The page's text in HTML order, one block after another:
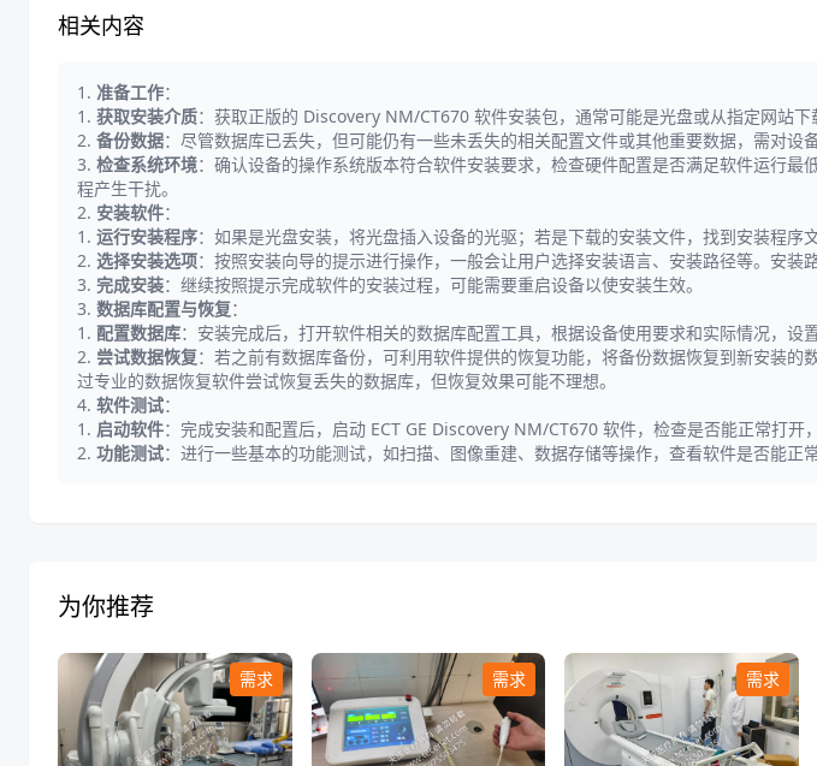
相关内容
1. 准备工作：
1. 获取安装介质：获取正版的 Discovery NM/CT670 软件安装包，通常可能是光盘或从指定网站下
2. 备份数据：尽管数据库已丢失，但可能仍有一些未丢失的相关配置文件或其他重要数据，需对
3. 检查系统环境：确认设备的操作系统版本符合软件安装要求，检查硬件配置是否满足软件运行
程产生干扰。
2. 安装软件：
1. 运行安装程序：如果是光盘安装，将光盘插入设备的光驱；若是下载的安装文件，找到安装程序
2. 选择安装选项：按照安装向导的提示进行操作，一般会让用户选择安装语言、安装路径等。安
3. 完成安装：继续按照提示完成软件的安装过程，可能需要重启设备以使安装生效。
3. 数据库配置与恢复：
1. 配置数据库：安装完成后，打开软件相关的数据库配置工具，根据设备使用要求和实际情况，设
2. 尝试数据恢复：若之前有数据库备份，可利用软件提供的恢复功能，将备份数据恢复到新安装
过专业的数据恢复软件尝试恢复丢失的数据库，但恢复效果可能不理想。
4. 软件测试：
1. 启动软件：完成安装和配置后，启动 ECT GE Discovery NM/CT670 软件，检查是否能正常打开
2. 功能测试：进行一些基本的功能测试，如扫描、图像重建、数据存储等操作，查看软件是否能正
为你推荐
需求 需求 需求